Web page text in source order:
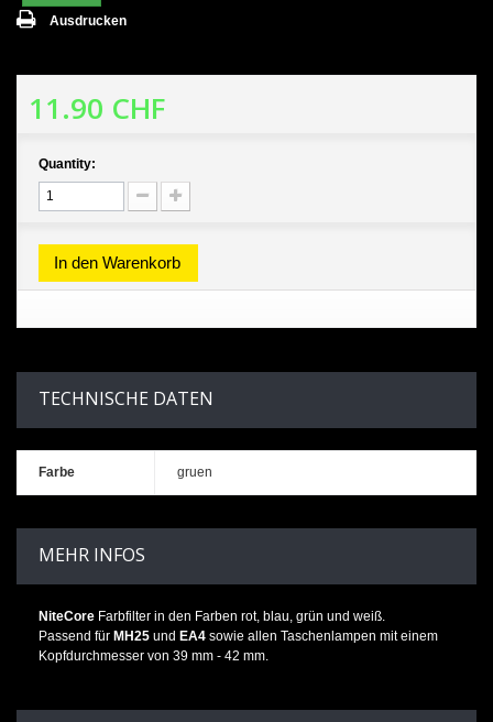
Ausdrucken
11.90 CHF
Quantity:
In den Warenkorb
TECHNISCHE DATEN
Farbe gruen
MEHR INFOS
NiteCore Farbfilter in den Farben rot, blau, grün und weiß.
Passend für MH25 und EA4 sowie allen Taschenlampen mit einem
Kopfdurchmesser von 39 mm - 42 mm.